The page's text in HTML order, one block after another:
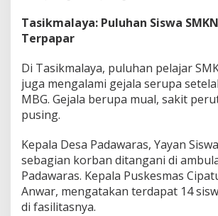
Tasikmalaya: Puluhan Siswa
Terpapar
Di Tasikmalaya, puluhan pelajar
juga mengalami gejala serupa
MBG. Gejala berupa mual, sakit
pusing.
Kepala Desa Padawaras, Yayan
sebagian korban ditangani di
Padawaras. Kepala Puskesmas
Anwar, mengatakan terdapat 14
di fasilitasnya.